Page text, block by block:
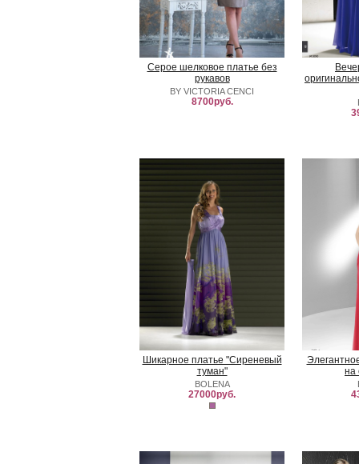
Серое шелковое платье без
рукавов
BY VICTORIA CENCI
8700руб.
Шикарное платье "Сиреневый
туман"
BOLENA
27000руб.
на